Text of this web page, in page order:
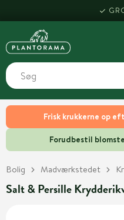
Frisk krukkerne op
Forudbestil
Bolig Madværkstedet
Salt & Persille